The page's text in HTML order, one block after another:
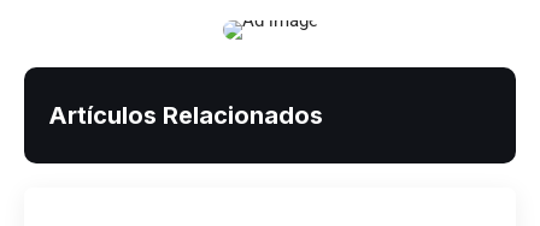
Artículos Relacionados